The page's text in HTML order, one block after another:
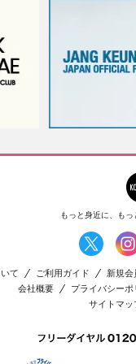
もっと身近に、もっ
て ご利用ガイド 新規会
会社概要
プライバシーポ
サイトマッ